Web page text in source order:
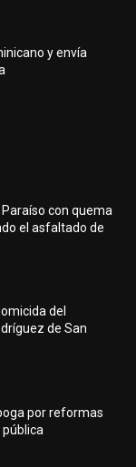
y envía
con quema
el asfaltado de
del
de San
por reformas